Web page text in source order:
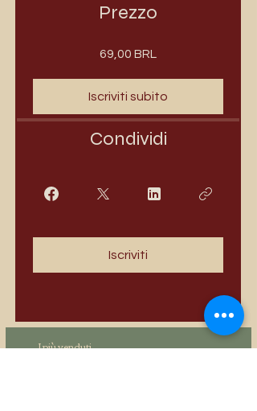
Prezzo
69,00 BRL
Iscriviti subito
Condividi
Iscriviti
I più venduti